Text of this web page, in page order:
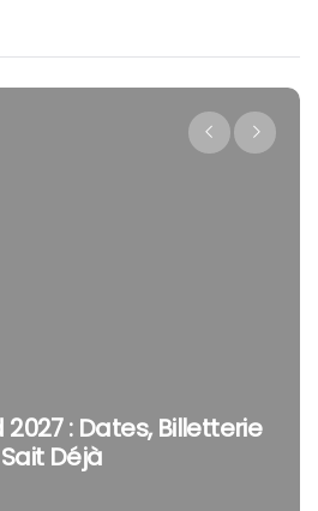
The Cure En Festival :
Smith Reste Une Tête